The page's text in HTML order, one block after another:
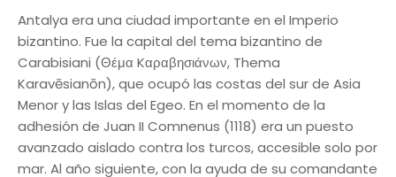
Antalya era una ciudad importante en el Imperio
bizantino. Fue la capital del tema bizantino de
Carabisiani (Θέμα Kαραβησιάνων, Thema
Karavēsianōn), que ocupó las costas del sur de Asia
Menor y las Islas del Egeo. En el momento de la
adhesión de Juan II Comnenus (1118) era un puesto
avanzado aislado contra los turcos, accesible solo por
mar. Al año siguiente, con la ayuda de su comandante